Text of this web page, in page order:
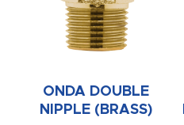
ONDA DOUBLE
NIPPLE (BRASS)